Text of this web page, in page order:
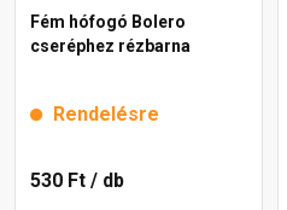
Fém hófogó Bolero
cseréphez rézbarna
Rendelésre
530 Ft / db